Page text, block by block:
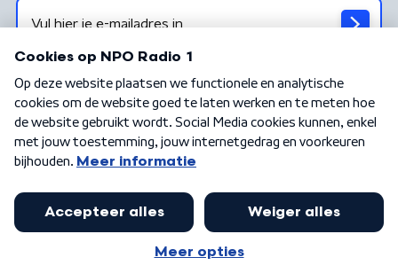
Algemene voorwaarden